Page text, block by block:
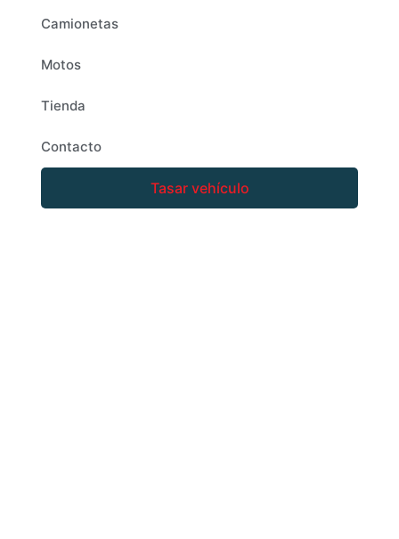
Camionetas
Motos
Tienda
Contacto
Tasar vehículo